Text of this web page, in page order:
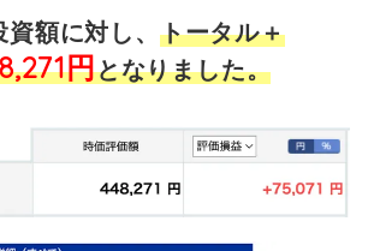
額に対し、 トータル＋
円となりました。